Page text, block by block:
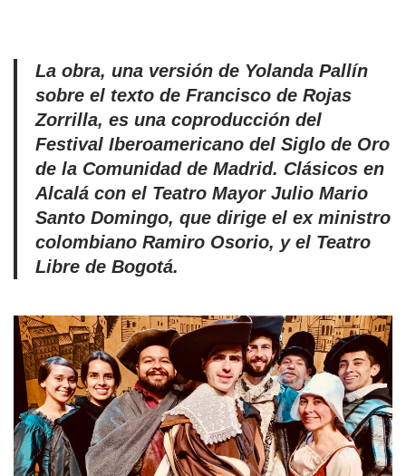
La obra, una versión de Yolanda Pallín
sobre el texto de Francisco de Rojas
Zorrilla, es una coproducción del
Festival Iberoamericano del Siglo de Oro
de la Comunidad de Madrid. Clásicos en
Alcalá con el Teatro Mayor Julio Mario
Santo Domingo, que dirige el ex ministro
colombiano Ramiro Osorio, y el Teatro
Libre de Bogotá.